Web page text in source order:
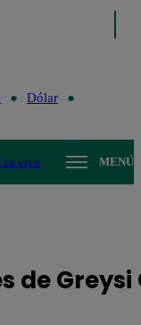
Dólar
en vivo MENÚ
de